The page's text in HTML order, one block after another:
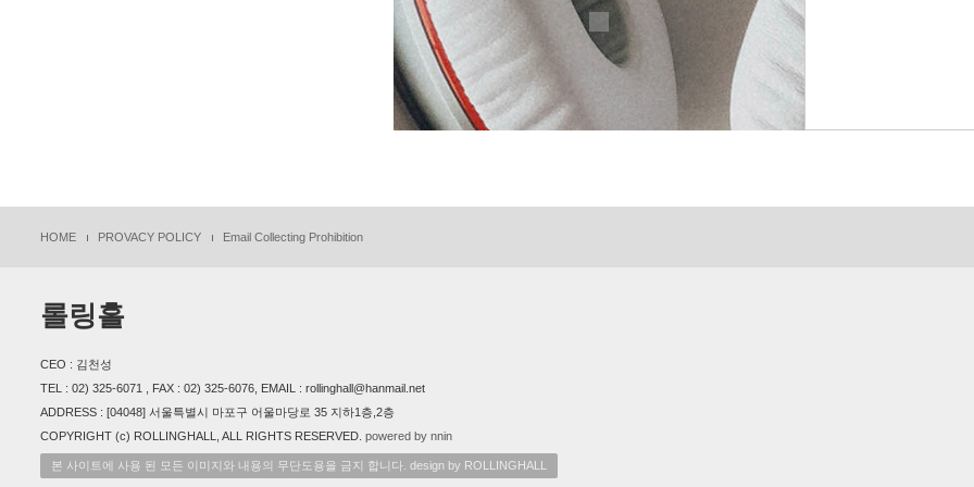
HOME PROVACY POLICY Email Collecting Prohibition
롤링홀
CEO : 김천성
TEL : 02) 325-6071 , FAX : 02) 325-6076, EMAIL : rollinghall@hanmail.net
ADDRESS : [04048] 서울특별시 마포구 어울마당로 35 지하1층,2층
COPYRIGHT (c) ROLLINGHALL, ALL RIGHTS RESERVED. powered by nnin
본 사이트에 사용 된 모든 이미지와 내용의 무단도용을 금지 합니다. design by ROLLINGHALL